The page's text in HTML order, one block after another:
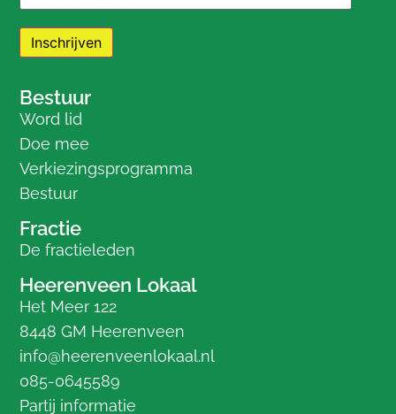
Bestuur
Word lid
Doe mee
Verkiezingsprogramma
Bestuur
Fractie
De fractieleden
Heerenveen Lokaal
Het Meer 122
8448 GM Heerenveen
info@heerenveenlokaal.nl
085-0645589
Partij informatie